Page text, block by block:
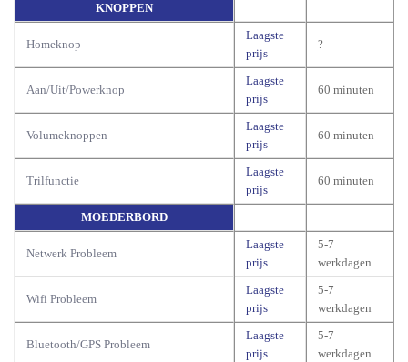
KNOPPEN
Homeknop
Laagste
prijs
?
Aan/Uit/Powerknop
Laagste
prijs
60 minuten
Volumeknoppen
Laagste
prijs
60 minuten
Trilfunctie
Laagste
prijs
60 minuten
MOEDERBORD
Netwerk Probleem
Laagste
prijs
5-7
werkdagen
Wifi Probleem
Laagste
prijs
5-7
werkdagen
Bluetooth/GPS Probleem
Laagste
prijs
5-7
werkdagen